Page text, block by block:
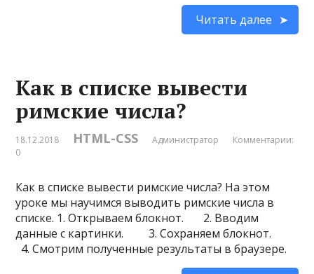
Читать далее
Как в списке вывести
римские числа?
18.12.2018 HTML-CSS Администратор
Комментарии:
0
Как в списке вывести римские числа? На этом
уроке мы научимся выводить римские числа в
списке. 1. Открываем блокнот. 2. Вводим
данные с картинки. 3. Сохраняем блокнот.
4. Смотрим полученные результаты в браузере.